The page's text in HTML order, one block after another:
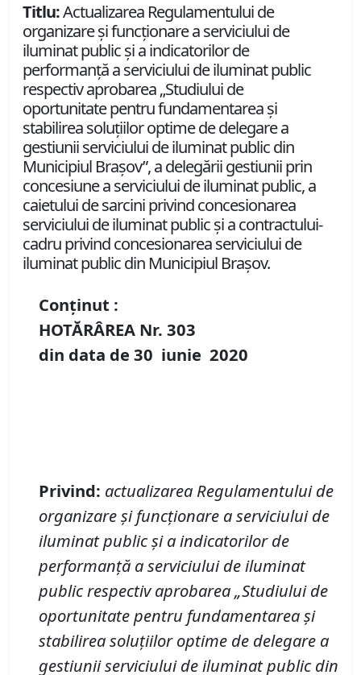
Titlu:Actualizarea Regulamentului de
organizare și funcționare a serviciului de
iluminat public și a indicatorilor de
performanță a serviciului de iluminat public
respectiv aprobarea „Studiului de
oportunitate pentru fundamentarea și
stabilirea soluțiilor optime de delegare a
gestiunii serviciului de iluminat public din
Municipiul Brașov”, a delegării gestiunii prin
concesiune a serviciului de iluminat public, a
caietului de sarcini privind concesionarea
serviciului de iluminat public și a contractului-
cadru privind concesionarea serviciului de
iluminat public din Municipiul Brașov.
Conținut :
HOTĂRÂREA Nr. 303
din data de 30 iunie 2020
Privind: actualizarea Regulamentului de
organizare și funcționare a serviciului de
iluminat public și a indicatorilor de
performanță a serviciului de iluminat
public respectiv aprobarea„Studiuluide
oportunitate pentru fundamentarea și
stabilirea soluțiilor optime de delegare a
gestiunii serviciului de iluminat public din